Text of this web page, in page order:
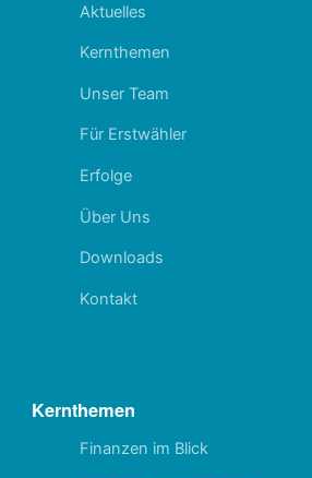
Aktuelles
Kernthemen
Unser Team
Für Erstwähler
Erfolge
Über Uns
Downloads
Kontakt
Kernthemen
Finanzen im Blick